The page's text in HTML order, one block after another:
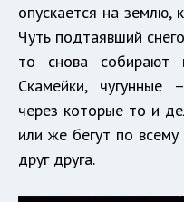
опускается на землю,
Чуть подтаявший
то снова собирают
Скамейки, чугунные
через которые то и
или же бегут по
друг друга.